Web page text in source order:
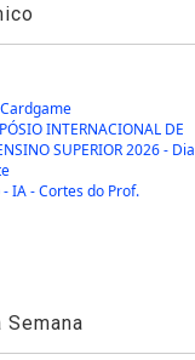
INTERNACIONAL DE
SUPERIOR 2026 - Dia
IA - Cortes do Prof.
Semana